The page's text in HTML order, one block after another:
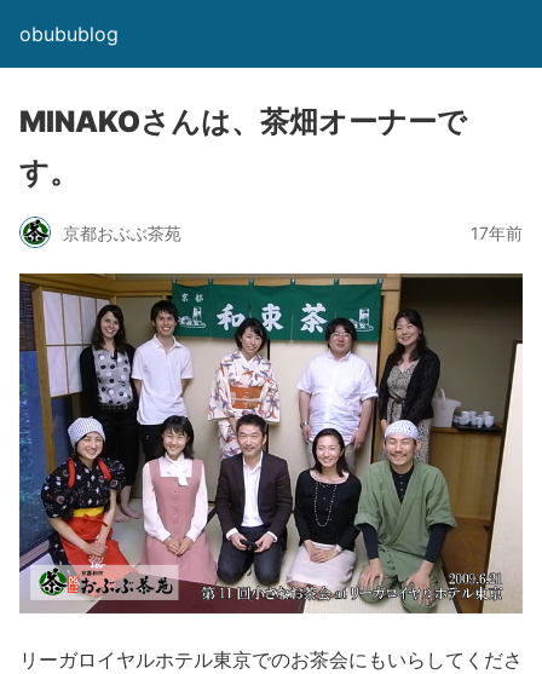
obubublog
MINAKOさんは、茶畑オーナーで
す。
京都おぶぶ茶苑 17年前
リーガロイヤルホテル東京でのお茶会にもいらしてくださ